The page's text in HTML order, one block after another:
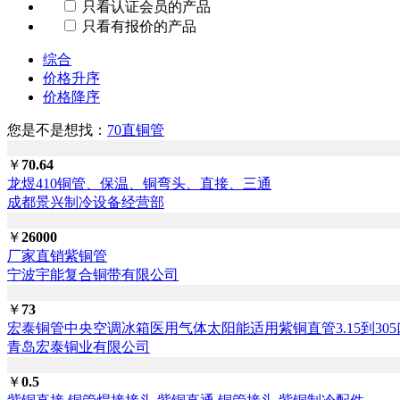
只看认证会员的产品
只看有报价的产品
综合
价格升序
价格降序
您是不是想找： 70直铜管
￥ 70.64
龙煜410铜管、保温、铜弯头、直接、三通
成都景兴制冷设备经营部
￥26000
厂家直销紫铜管
宁波宇能复合铜带有限公司
￥ 73
宏泰铜管中央空调冰箱医用气体太阳能适用紫铜直管3.15到305
青岛宏泰铜业有限公司
￥0.5